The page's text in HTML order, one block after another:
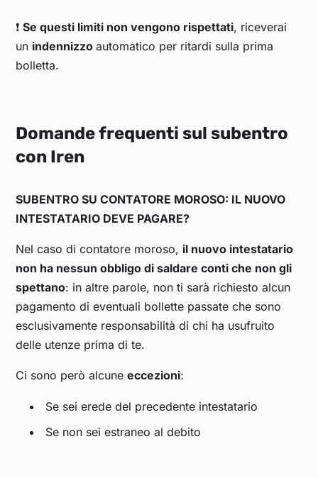
❗Se questi limiti non vengono rispettati, riceverai
un indennizzoautomatico per ritardi sulla prima
bolletta.
Domande frequenti sul subentro
con Iren
SUBENTRO SU CONTATORE MOROSO: IL NUOVO
INTESTATARIO DEVE PAGARE?
Nel caso di contatore moroso, il nuovo intestatario
non ha nessun obbligo di saldare conti che non gli
spettano: in altre parole, non ti sarà richiesto alcun
pagamento di eventuali bollette passate che sono
esclusivamente responsabilità di chi ha usufruito
delle utenze prima di te.
Ci sono però alcuneeccezioni:
Se sei erede del precedente intestatario
Se non sei estraneo al debito